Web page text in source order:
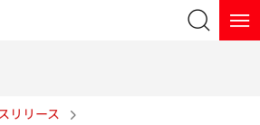
リリース